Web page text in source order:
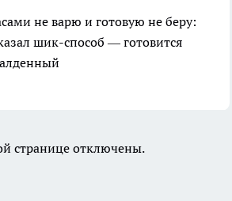
не варю и готовую не беру:
шик-способ — готовится
странице отключены.